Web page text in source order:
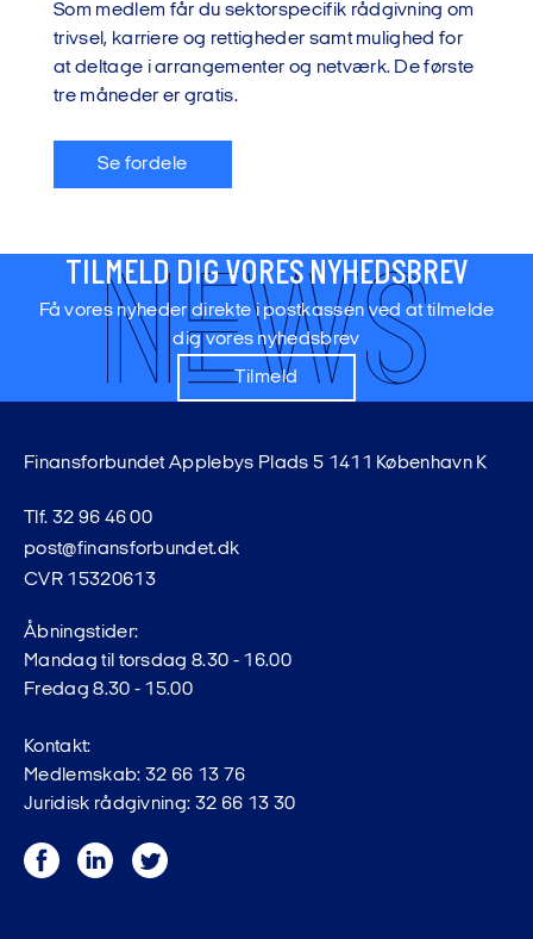
Som medlem får du sektorspecifik rådgivning om
trivsel, karriere og rettigheder samt mulighed for
at deltage i arrangementer og netværk. De første
tre måneder er gratis.
Se fordele
TILMELD DIG VORES NYHEDSBREV
Få vores nyheder direkte i postkassen ved at tilmelde
dig vores nyhedsbrev
Tilmeld
Finansforbundet Applebys Plads 5 1411 København K
Tlf. 32 96 46 00
post@finansforbundet.dk
CVR 15320613
Åbningstider:
Mandag til torsdag 8.30 - 16.00
Fredag 8.30 - 15.00
Kontakt:
Medlemskab: 32 66 13 76
Juridisk rådgivning: 32 66 13 30
FacebookLinkedInTwitter